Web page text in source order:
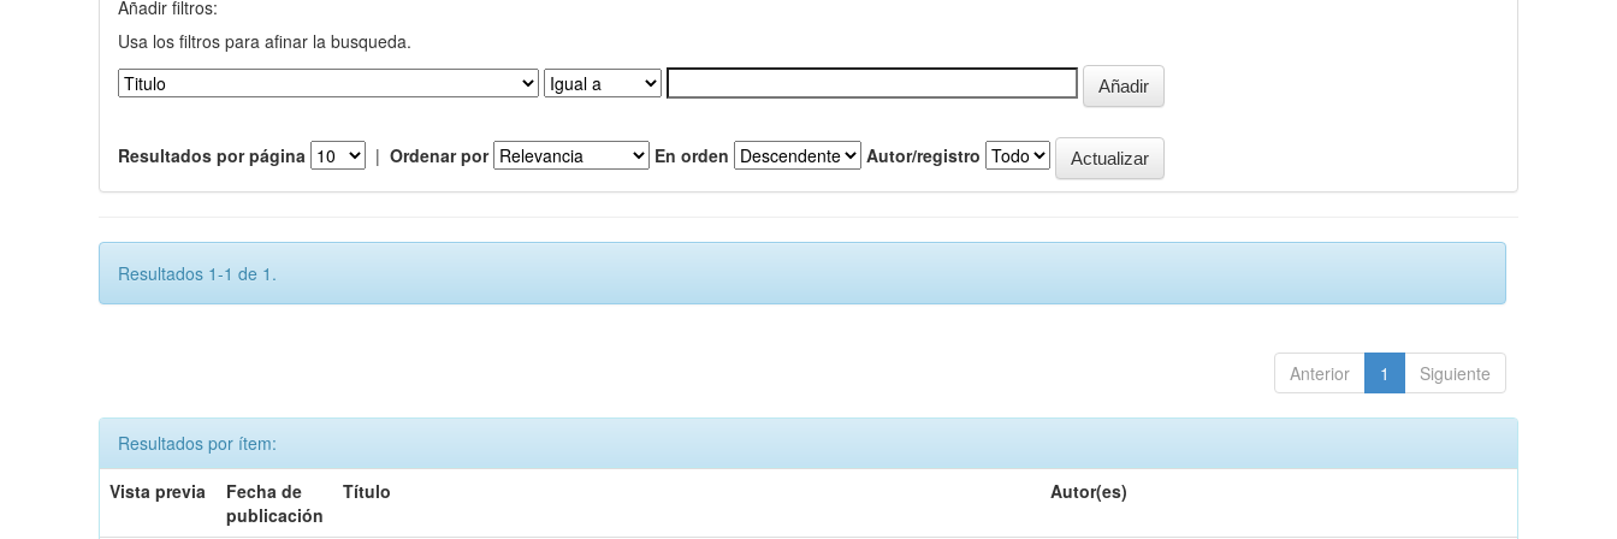
Añadir filtros:
Usa los filtros para afinar la busqueda.
Resultados por página | Ordenar por En orden Autor/registro
Resultados 1-1 de 1.
Anterior 1 Siguiente
Resultados por ítem:
Vista previa
Fecha de
publicación
Título Autor(es)